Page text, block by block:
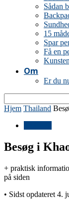
Sådan
15
Spar
Få en
Om
Er du
Hjem Thailand
Besøg i
+ praktisk
på siden
• Sidst opdateret 4.